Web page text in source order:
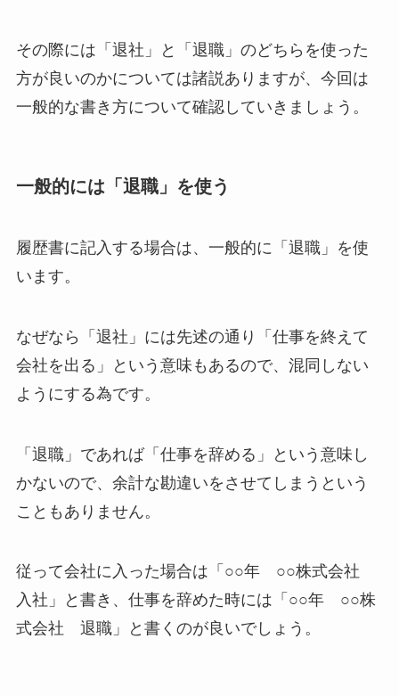
その際には「退社」と「退職」のどちらを使った
方が良いのかについては諸説ありますが、今回は
一般的な書き方について確認していきましょう。
一般的には「退職」を使う
履歴書に記入する場合は、一般的に「退職」を使
います。
なぜなら「退社」には先述の通り「仕事を終えて
会社を出る」という意味もあるので、混同しない
ようにする為です。
「退職」であれば「仕事を辞める」という意味し
かないので、余計な勘違いをさせてしまうという
こともありません。
従って会社に入った場合は「○○年 ○○株式会社
入社」と書き、仕事を辞めた時には「○○年 ○○株
式会社 退職」と書くのが良いでしょう。